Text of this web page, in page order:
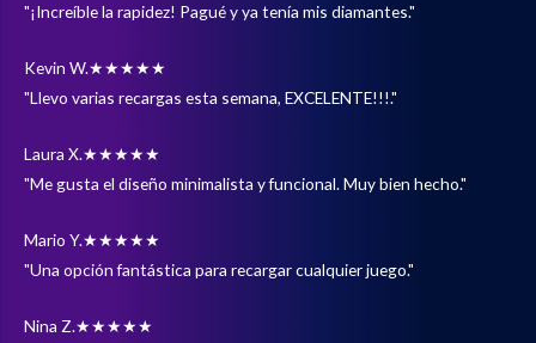
"¡Increíble la rapidez! Pagué y ya tenía mis diamantes."
Kevin W.★★★★★
"Llevo varias recargas esta semana, EXCELENTE!!!."
Laura X.★★★★★
"Me gusta el diseño minimalista y funcional. Muy bien hecho."
Mario Y.★★★★★
"Una opción fantástica para recargar cualquier juego."
Nina Z.★★★★★